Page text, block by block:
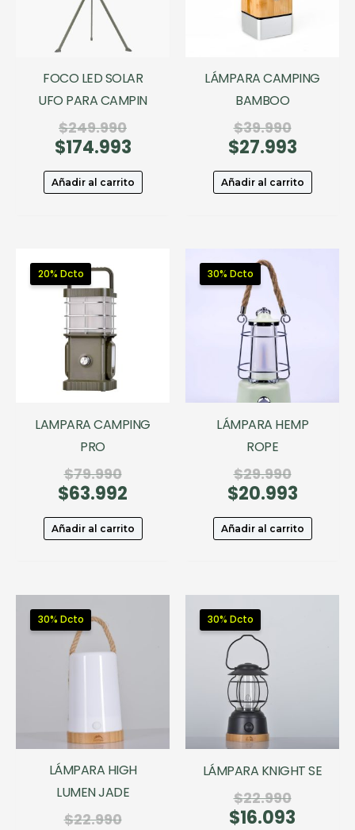
FOCO LED SOLAR
UFO PARA CAMPIN
$249.990El
precio
era:
$249.990.
$174.993El
actual
es:
Añadir al carrito
LÁMPARA CAMPING
BAMBOO
$39.990El
precio
era:
$39.990.
$27.993El
actual
es:
Añadir al carrito
20% Dcto
LAMPARA CAMPING
PRO
$79.990El
precio
era:
$79.990.
$63.992
actual
es:
Añadir al carrito
30% Dcto
LÁMPARA HEMP
ROPE
$29.990El
precio
era:
$29.990.
$20.993El
actual
es:
Añadir al carrito
30% Dcto
LÁMPARA HIGH
LUMEN JADE
$22.990El
30% Dcto
LÁMPARA KNIGHT SE
$22.990El
precio
$16.093